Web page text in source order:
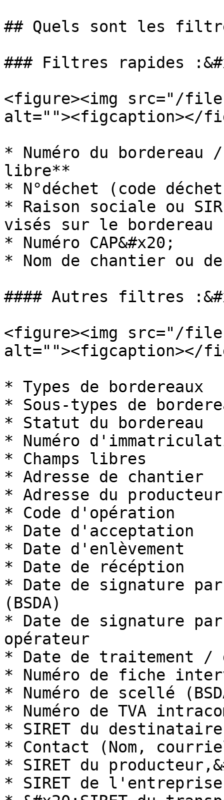
## Quels sont les
### Filtres rapides
<figure><img src="/
alt=""><figcaption></
* Numéro du bordereau
libre**
* N°déchet (code
* Raison sociale ou
visés sur le bordereau
* Numéro CAP&#x20;
* Nom de chantier ou
#### Autres filtres
<figure><img src="/files/
alt=""><figcaption></
* Types de bordereaux
* Sous-types de
* Statut du bordereau
* Numéro
* Champs libres
* Adresse de chantier
* Adresse du producteur
* Code d'opération
* Date d'acceptation
* Date d'enlèvement
* Date de récéption
* Date de signature
(BSDA)
* Date de signature
opérateur
* Date de traitement /
* Numéro de fiche
* Numéro de scellé
* Numéro de TVA
* SIRET du
* Contact (Nom,
* SIRET du
* SIRET de